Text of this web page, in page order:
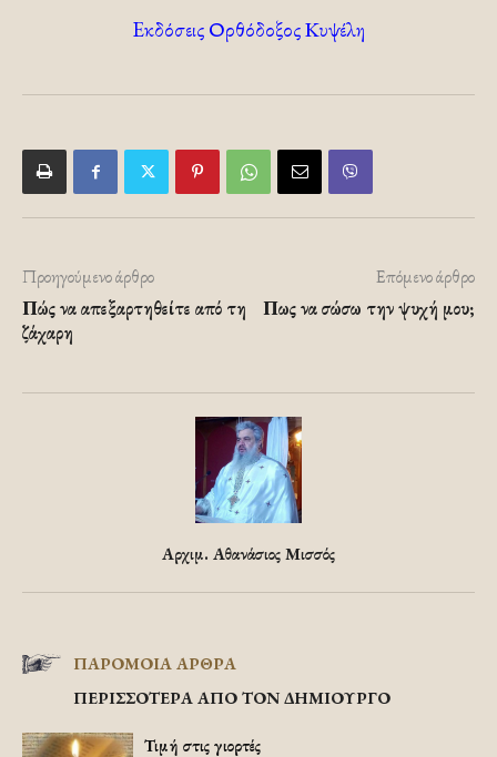
Eκδόσεις Ορθόδοξος Κυψέλη
Προηγούμενο άρθρο
Πώς να απεξαρτηθείτε από τη
ζάχαρη
Επόμενο άρθρο
Πως να σώσω την ψυχή μου;
Αρχιμ. Αθανάσιος Μισσός
ΠΑΡΟΜΟΙΑ ΑΡΘΡΑ
ΠΕΡΙΣΣΟΤΕΡΑ ΑΠΟ ΤΟΝ ΔΗΜΙΟΥΡΓΟ
Τιμή στις γιορτές